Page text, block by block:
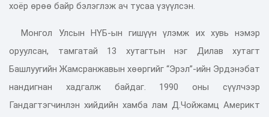
хоёр өрөө байр бэлэглэж ач тусаа үзүүлсэн.
Монгол Улсын НҮБ-ын гишүүн үлэмж их хувь нэмэр
оруулсан, тамгатай 13 хутагтын нэг Дилав хутагт
Башлуугийн Жамсранжавын хөөргийг “Эрэл”-ийн Эрдэнэбат
нандигнан хадгалж байдаг. 1990 оны сүүлчээр
Гандагтэгчинлэн хийдийн хамба лам Д.Чойжамц Америкт